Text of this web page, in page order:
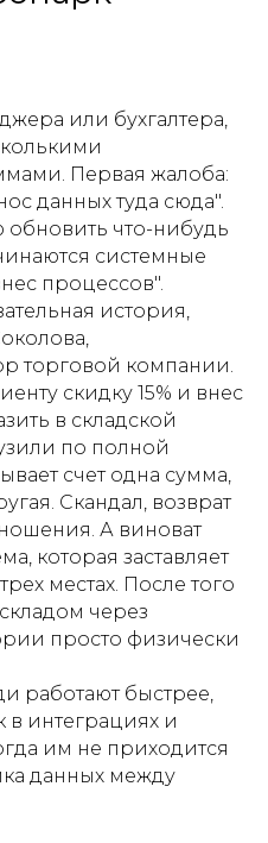
или бухгалтера,
Первая жалоба:
данных туда сюда".
обновить что-нибудь
системные
процессов".
история,
торговой компании.
скидку 15% и внес
в складской
по полной
счет одна сумма,
Скандал, возврат
А виноват
которая заставляет
местах. После того
через
просто физически
работают быстрее,
интеграциях и
им не приходится
данных между